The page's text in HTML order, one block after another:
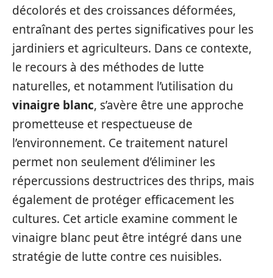
décolorés et des croissances déformées,
entraînant des pertes significatives pour les
jardiniers et agriculteurs. Dans ce contexte,
le recours à des méthodes de lutte
naturelles, et notamment l’utilisation du
vinaigre blanc, s’avère être une approche
prometteuse et respectueuse de
l’environnement. Ce traitement naturel
permet non seulement d’éliminer les
répercussions destructrices des thrips, mais
également de protéger efficacement les
cultures. Cet article examine comment le
vinaigre blanc peut être intégré dans une
stratégie de lutte contre ces nuisibles.